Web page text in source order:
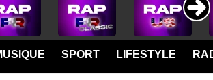
SPORT LIFESTYLE